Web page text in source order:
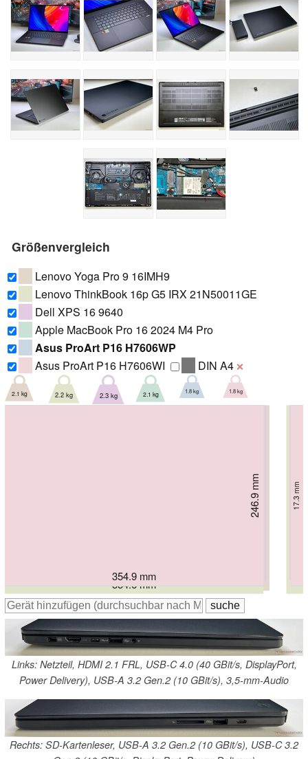
Größenvergleich
Lenovo Yoga Pro 9 16IMH9
Lenovo ThinkBook 16p G5 IRX 21N50011GE
Dell XPS 16 9640
Apple MacBook Pro 16 2024 M4 Pro
Asus ProArt P16 H7606WP
Asus ProArt P16 H7606WI
DIN A4 ❌
362.72 mm
253.69 mm 18.3 mm
2.1 kg
354.6 mm
258.2 mm 23.1 mm
2.2 kg
358.18 mm
240 mm 18.7 mm
2.3 kg
355.7 mm
248.1 mm 16.8 mm
2.1 kg
354.9 mm
246.9 mm 17.3 mm
1.8 kg
354.9 mm
246.9 mm 17.3 mm
1.8 kg
Links: Netzteil, HDMI 2.1 FRL, USB-C 4.0 (40 GBit/s, DisplayPort,
Power Delivery), USB-A 3.2 Gen.2 (10 GBit/s), 3,5-mm-Audio
Rechts: SD-Kartenleser, USB-A 3.2 Gen.2 (10 GBit/s), USB-C 3.2